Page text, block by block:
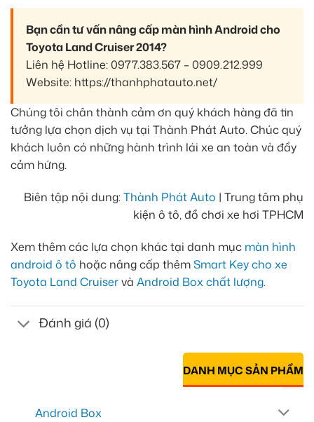
Bạn cần tư vấn nâng cấp màn hình Android cho
Toyota Land Cruiser 2014?
Liên hệ Hotline: 0977.383.567 – 0909.212.999
Website: https://thanhphatauto.net/
Chúng tôi chân thành cảm ơn quý khách hàng đã tin
tưởng lựa chọn dịch vụ tại Thành Phát Auto. Chúc quý
khách luôn có những hành trình lái xe an toàn và đầy
cảm hứng.
Biên tập nội dung:Thành Phát Auto | Trung tâm phụ
kiện ô tô, đồ chơi xe hơi TPHCM
Xem thêm các lựa chọn khác tại danh mục màn hình
android ô tô hoặc nâng cấp thêmSmart Key cho xe
Toyota Land Cruiservà Android Box chất lượng.
Đánh giá (0)
DANH MỤC SẢN PHẨM
Android Box